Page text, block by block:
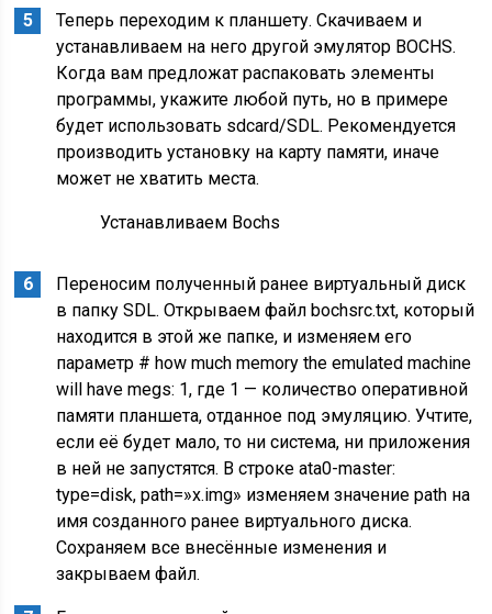
Теперь переходим к планшету. Скачиваем и
устанавливаем на него другой эмулятор BOCHS.
Когда вам предложат распаковать элементы
программы, укажите любой путь, но в примере
будет использовать sdcard/SDL. Рекомендуется
производить установку на карту памяти, иначе
может не хватить места.
Устанавливаем Bochs
Переносим полученный ранее виртуальный диск
в папку SDL. Открываем файл bochsrc.txt, который
находится в этой же папке, и изменяем его
параметр # how much memory the emulated machine
will have megs: 1, где 1 — количество оперативной
памяти планшета, отданное под эмуляцию. Учтите,
если её будет мало, то ни система, ни приложения
в ней не запустятся. В строке ata0-master:
type=disk, path=»x.img» изменяем значение path на
имя созданного ранее виртуального диска.
Сохраняем все внесённые изменения и
закрываем файл.